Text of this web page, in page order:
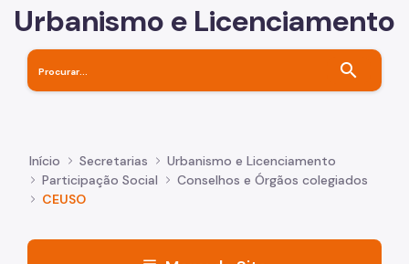
Urbanismo e Licenciamento
search
Início Secretarias
Urbanismo e Licenciamento
Participação Social
Conselhos e Órgãos colegiados
CEUSO